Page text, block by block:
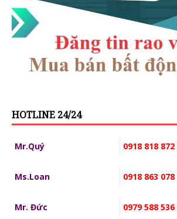
HOTLINE 24/24
Mr.Quý 0918 818 872
Ms.Loan 0918 863 078
Mr. Đức 0979 588 536